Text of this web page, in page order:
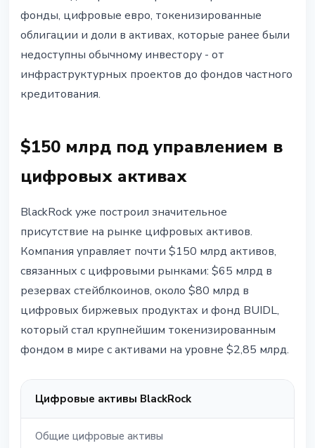
фонды, цифровые евро, токенизированные
облигации и доли в активах, которые ранее были
недоступны обычному инвестору - от
инфраструктурных проектов до фондов частного
кредитования.
$150 млрд под управлением в
цифровых активах
BlackRock уже построил значительное
присутствие на рынке цифровых активов.
Компания управляет почти $150 млрд активов,
связанных с цифровыми рынками: $65 млрд в
резервах стейблкоинов, около $80 млрд в
цифровых биржевых продуктах и фонд BUIDL,
который стал крупнейшим токенизированным
фондом в мире с активами на уровне $2,85 млрд.
Цифровые активы BlackRock
Общие цифровые активы